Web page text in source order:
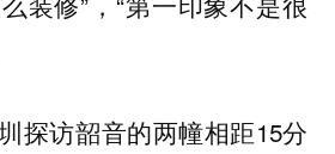
探访韶音的两幢相距15分